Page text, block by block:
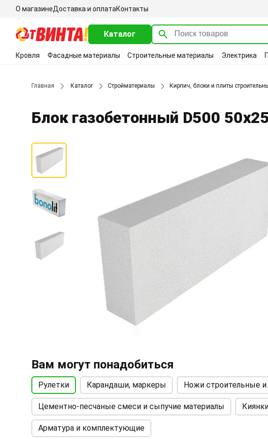
О магазинеДоставка и оплатаКонтакты
Каталог
Кровля Фасадные материалы Строительные материалы Электрика
Главная Каталог Стройматериалы Кирпич, блоки и плиты
Блок газобетонный D500
Вам могут понадобиться
Рулетки Карандаши, маркеры Ножи строительные и
Цементно-песчаные смеси и сыпучие материалы
Арматура и комплектующие